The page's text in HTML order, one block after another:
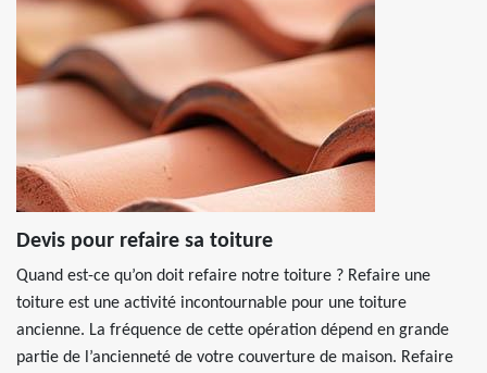
Devis pour refaire sa toiture
Quand est-ce qu’on doit refaire notre toiture ? Refaire une
toiture est une activité incontournable pour une toiture
ancienne. La fréquence de cette opération dépend en grande
partie de l’ancienneté de votre couverture de maison. Refaire